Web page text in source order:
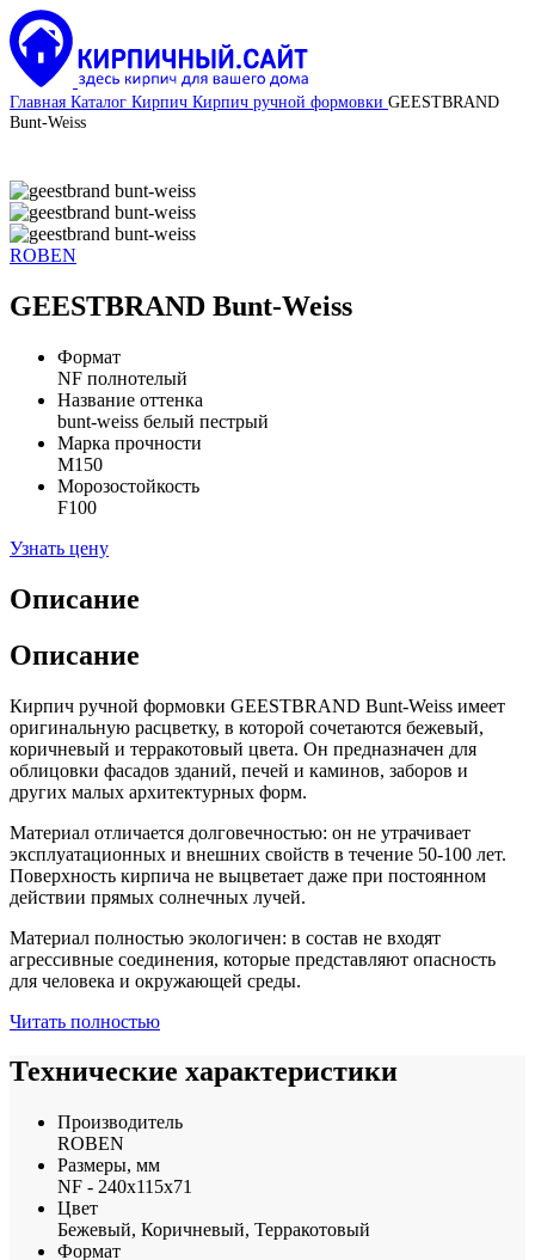
Главная Каталог Кирпич Кирпич ручной формовки GEESTBRAND
Bunt-Weiss
ROBEN
GEESTBRAND Bunt-Weiss
Формат
NF полнотелый
Название оттенка
bunt-weiss белый пестрый
Марка прочности
М150
Морозостойкость
F100
Узнать цену
Описание
Описание
Кирпич ручной формовки GEESTBRAND Bunt-Weiss имеет
оригинальную расцветку, в которой сочетаются бежевый,
коричневый и терракотовый цвета. Он предназначен для
облицовки фасадов зданий, печей и каминов, заборов и
других малых архитектурных форм.
Материал отличается долговечностью: он не утрачивает
эксплуатационных и внешних свойств в течение 50-100 лет.
Поверхность кирпича не выцветает даже при постоянном
действии прямых солнечных лучей.
Материал полностью экологичен: в состав не входят
агрессивные соединения, которые представляют опасность
для человека и окружающей среды.
Читать полностью
Технические характеристики
Производитель
ROBEN
Размеры, мм
NF - 240x115x71
Цвет
Бежевый, Коричневый, Терракотовый
Формат